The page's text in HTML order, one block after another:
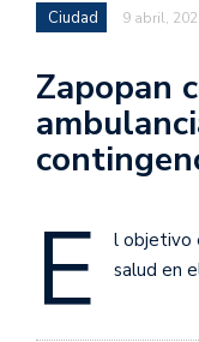
Ciudad 9 abril,
Zapopan
E
l objetivo
salud en